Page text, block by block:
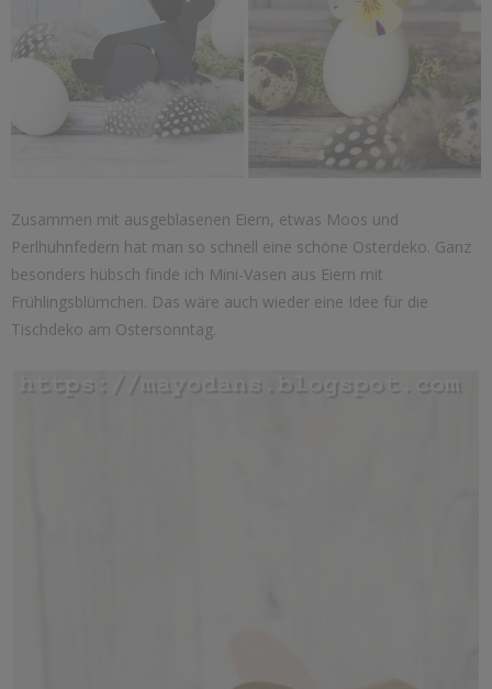
Zusammen mit ausgeblasenen Eiern, etwas Moos und
Perlhuhnfedern hat man so schnell eine schöne Osterdeko. Ganz
besonders hübsch finde ich Mini-Vasen aus Eiern mit
Frühlingsblümchen. Das wäre auch wieder eine Idee für die
Tischdeko am Ostersonntag.